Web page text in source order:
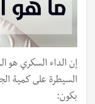
إن الداء السكري هو
السيطرة على كمية
بكون: